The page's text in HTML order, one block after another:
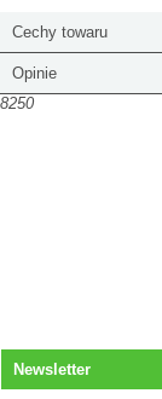
Cechy towaru
Opinie
8250
Newsletter